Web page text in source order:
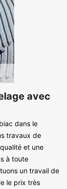
avec
dans le
travaux de
et une
à toute
un travail de
le prix très